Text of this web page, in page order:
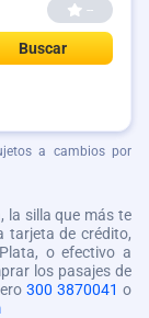
--
Buscar
a cambios por
la silla que más te
tarjeta de crédito,
o efectivo a
los pasajes de
300 3870041 o